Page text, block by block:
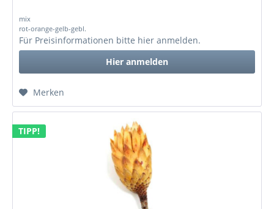
mix
rot-orange-gelb-gebl.
Für Preisinformationen bitte hier anmelden.
Hier anmelden
Merken
TIPP!